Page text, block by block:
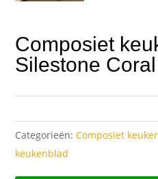
Composiet
Silestone
Categorieën: Composiet
keukenblad